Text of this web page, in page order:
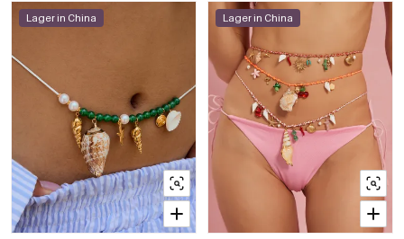
Lager in China Lager in China